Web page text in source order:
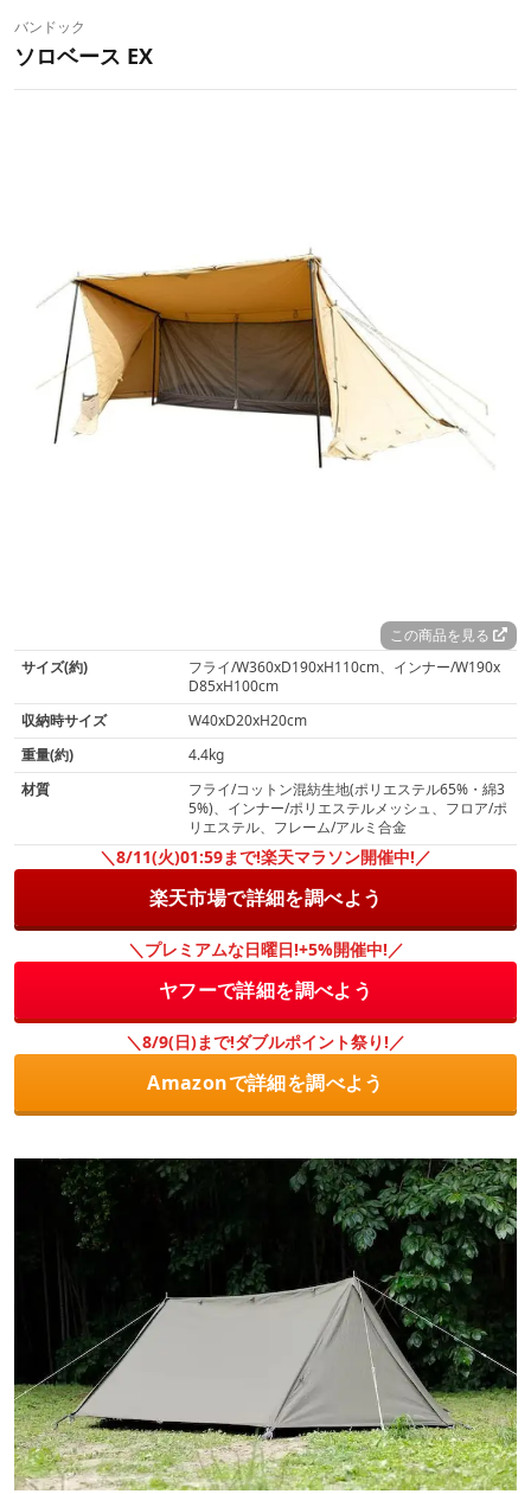
バンドック
ソロベース EX
この商品を見る
サイズ(約)
フライ/W360xD190xH110cm、インナー/W190x
D85xH100cm
収納時サイズ
W40xD20xH20cm
重量(約)
4.4kg
材質
フライ/コットン混紡生地(ポリエステル65%・綿3
5%)、インナー/ポリエステルメッシュ、フロア/ポ
リエステル、フレーム/アルミ合金
＼8/11(火)01:59まで!楽天マラソン開催中!／
楽天市場で詳細を調べよう
＼プレミアムな日曜日!+5%開催中!／
ヤフーで詳細を調べよう
＼8/9(日)まで!ダブルポイント祭り!／
Amazonで詳細を調べよう